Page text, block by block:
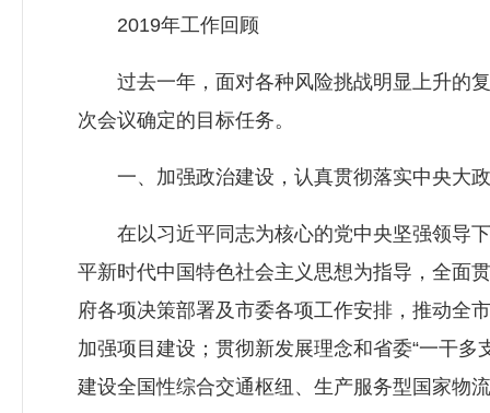
2019年工作回顾
过去一年，面对各种风险挑战明显上升的复
次会议确定的目标任务。
一、加强政治建设，认真贯彻落实中央大政
在以习近平同志为核心的党中央坚强领导下
平新时代中国特色社会主义思想为指导，全面
府各项决策部署及市委各项工作安排，推动全
加强项目建设；贯彻新发展理念和省委“一干多
建设全国性综合交通枢纽、生产服务型国家物